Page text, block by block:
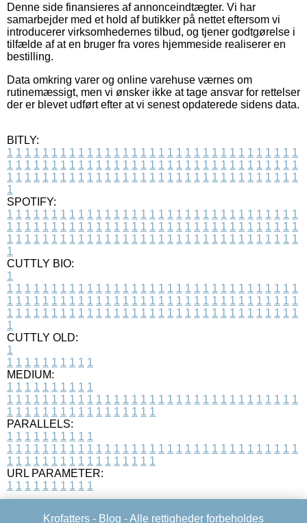
Denne side finansieres af annonceindtægter. Vi har
samarbejder med et hold af butikker på nettet eftersom vi
introducerer virksomhedernes tilbud, og tjener godtgørelse i
tilfælde af at en bruger fra vores hjemmeside realiserer en
bestilling.
Data omkring varer og online varehuse værnes om
rutinemæssigt, men vi ønsker ikke at tage ansvar for rettelser
der er blevet udført efter at vi senest opdaterede sidens data.
BITLY:
1 1 1 1 1 1 1 1 1 1 1 1 1 1 1 1 1 1 1 1 1 1 1 1 1 1 1 1 1 1 1 1 1
1 1 1 1 1 1 1 1 1 1 1 1 1 1 1 1 1 1 1 1 1 1 1 1 1 1 1 1 1 1 1 1 1
1 1 1 1 1 1 1 1 1 1 1 1 1 1 1 1 1 1 1 1 1 1 1 1 1 1 1 1 1 1 1 1 1
1
SPOTIFY:
1 1 1 1 1 1 1 1 1 1 1 1 1 1 1 1 1 1 1 1 1 1 1 1 1 1 1 1 1 1 1 1 1
1 1 1 1 1 1 1 1 1 1 1 1 1 1 1 1 1 1 1 1 1 1 1 1 1 1 1 1 1 1 1 1 1
1 1 1 1 1 1 1 1 1 1 1 1 1 1 1 1 1 1 1 1 1 1 1 1 1 1 1 1 1 1 1 1 1
1
CUTTLY BIO:
1
1 1 1 1 1 1 1 1 1 1 1 1 1 1 1 1 1 1 1 1 1 1 1 1 1 1 1 1 1 1 1 1 1
1 1 1 1 1 1 1 1 1 1 1 1 1 1 1 1 1 1 1 1 1 1 1 1 1 1 1 1 1 1 1 1 1
1 1 1 1 1 1 1 1 1 1 1 1 1 1 1 1 1 1 1 1 1 1 1 1 1 1 1 1 1 1 1 1 1
1
CUTTLY OLD:
1
1 1 1 1 1 1 1 1 1 1
MEDIUM:
1 1 1 1 1 1 1 1 1 1
1 1 1 1 1 1 1 1 1 1 1 1 1 1 1 1 1 1 1 1 1 1 1 1 1 1 1 1 1 1 1 1 1
1 1 1 1 1 1 1 1 1 1 1 1 1 1 1 1 1
PARALLELS:
1 1 1 1 1 1 1 1 1 1
1 1 1 1 1 1 1 1 1 1 1 1 1 1 1 1 1 1 1 1 1 1 1 1 1 1 1 1 1 1 1 1 1
1 1 1 1 1 1 1 1 1 1 1 1 1 1 1 1 1
URL PARAMETER:
1 1 1 1 1 1 1 1 1 1
Krofatters - Blog - Alle rettigheder forbeholdes